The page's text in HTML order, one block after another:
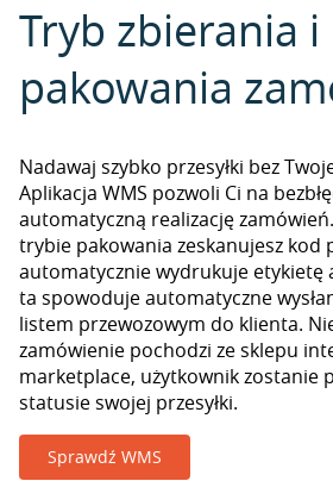
Tryb zbierania i
pakowania
Nadawaj szybko przesyłki bez
Aplikacja WMS pozwoli Ci na
automatyczną realizację
trybie pakowania zeskanujesz kod
automatycznie wydrukuje etykietę
ta spowoduje automatyczne
listem przewozowym do klienta.
zamówienie pochodzi ze sklepu
marketplace, użytkownik zostanie
statusie swojej przesyłki.
Sprawdź WMS